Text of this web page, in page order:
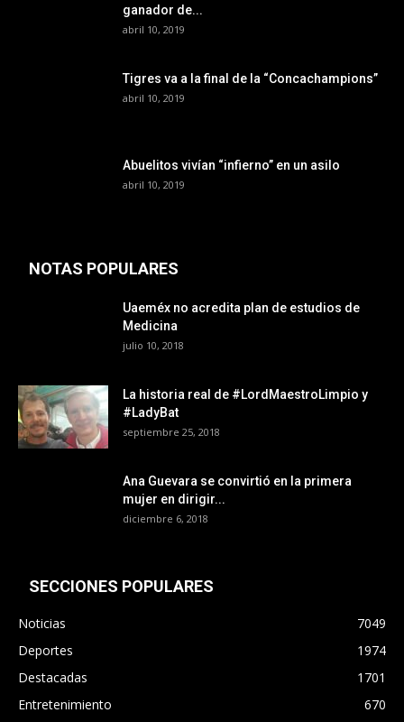
ganador de...
abril 10, 2019
Tigres va a la final de la “Concachampions”
abril 10, 2019
Abuelitos vivían “infierno” en un asilo
abril 10, 2019
NOTAS POPULARES
Uaeméx no acredita plan de estudios de
Medicina
julio 10, 2018
La historia real de #LordMaestroLimpio y
#LadyBat
septiembre 25, 2018
Ana Guevara se convirtió en la primera
mujer en dirigir...
diciembre 6, 2018
SECCIONES POPULARES
Noticias
7049
Deportes
1974
Destacadas
1701
Entretenimiento
670